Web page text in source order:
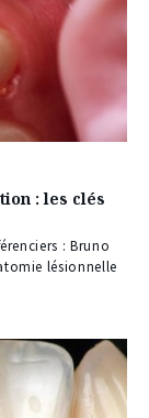
: les clés
: Bruno
lésionnelle